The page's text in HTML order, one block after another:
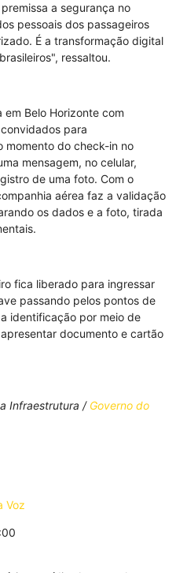
a segurança no
pessoais dos passageiros
É a transformação digital
ressaltou.
Belo Horizonte com
para
momento do check-in no
mensagem, no celular,
de uma foto. Com o
aérea faz a validação
os dados e a foto, tirada
fica liberado para ingressar
passando pelos pontos de
identificação por meio de
documento e cartão
Infraestrutura / Governo do
Voz